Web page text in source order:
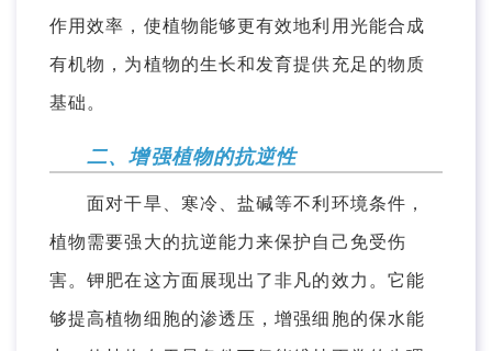
作用效率，使植物能够更有效地利用光能合成
有机物，为植物的生长和发育提供充足的物质
基础。
二、增强植物的抗逆性
面对干旱、寒冷、盐碱等不利环境条件，
植物需要强大的抗逆能力来保护自己免受伤
害。钾肥在这方面展现出了非凡的效力。它能
够提高植物细胞的渗透压，增强细胞的保水能